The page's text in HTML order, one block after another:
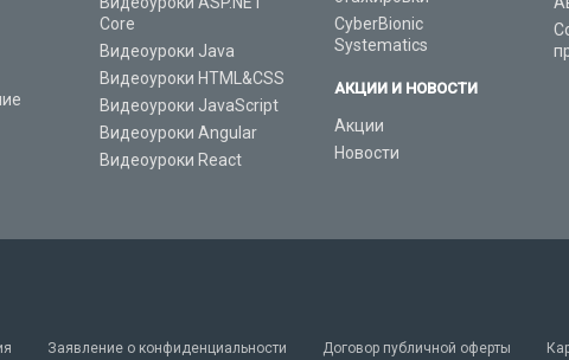
Core
Видеоуроки Java
Видеоуроки HTML&CSS
Видеоуроки JavaScript
Видеоуроки Angular
Видеоуроки React
CyberBionic
Systematics
АКЦИИ И НОВОСТИ
Акции
Новости
Заявление о конфиденциальности Договор публичной оферты